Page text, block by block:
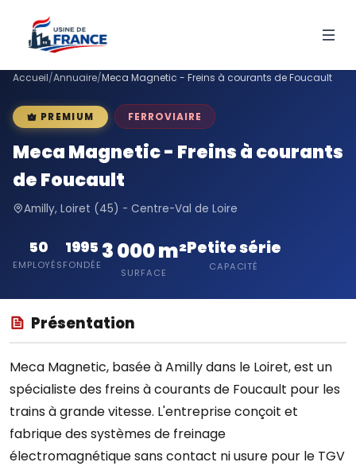
Accueil/Annuaire/Meca Magnetic - Freins à courants de Foucault
PREMIUM FERROVIAIRE
Meca Magnetic - Freins à courants
de Foucault
Amilly, Loiret (45) - Centre-Val de Loire
50
EMPLOYÉS
1995
FONDÉE
3 000 m²
SURFACE
Petite série
CAPACITÉ
Présentation
Meca Magnetic, basée à Amilly dans le Loiret, est un
spécialiste des freins à courants de Foucault pour les
trains à grande vitesse. L'entreprise conçoit et
fabrique des systèmes de freinage
électromagnétique sans contact ni usure pour le TGV